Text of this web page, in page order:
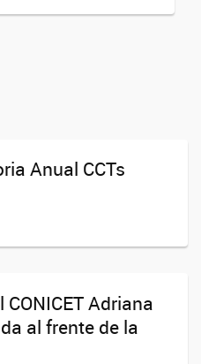
Anual CCTs
Adriana
al frente de la